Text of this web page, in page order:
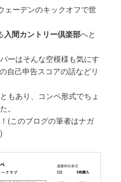
ェーデンのキックオフで世
入間カントリー倶楽部へと
ーはそんな空模様も気にす
自己申告スコアの話などリ
もあり、コンペ形式でちょ
。
(このブログの筆者はナガ